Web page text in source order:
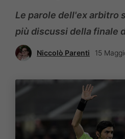
Le parole dell'ex arbitro
più discussi della finale
Niccolò Parenti 15